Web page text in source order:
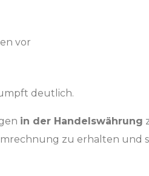
vor
deutlich.
in der Handelswährung
zu erhalten und